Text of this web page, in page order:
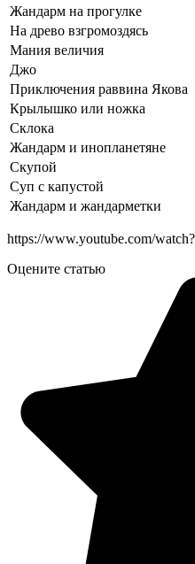
Жандарм на прогулке
На древо взгромоздясь
Мания величия
Джо
Приключения раввина Якова
Крылышко или ножка
Склока
Жандарм и инопланетяне
Скупой
Суп с капустой
Жандарм и жандарметки
https://www.youtube.com/
Оцените статью